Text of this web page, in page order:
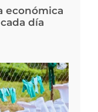
económica
día